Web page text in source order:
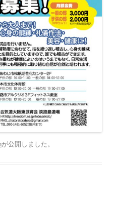
が公開しました 。